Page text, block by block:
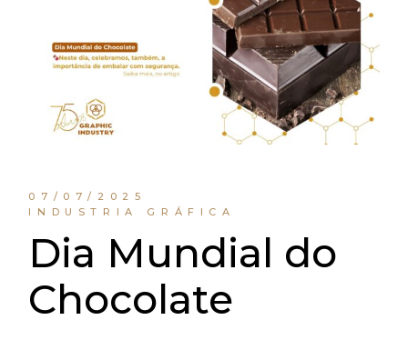
07/07/2025
INDUSTRIA GRÁFICA
Dia Mundial do
Chocolate